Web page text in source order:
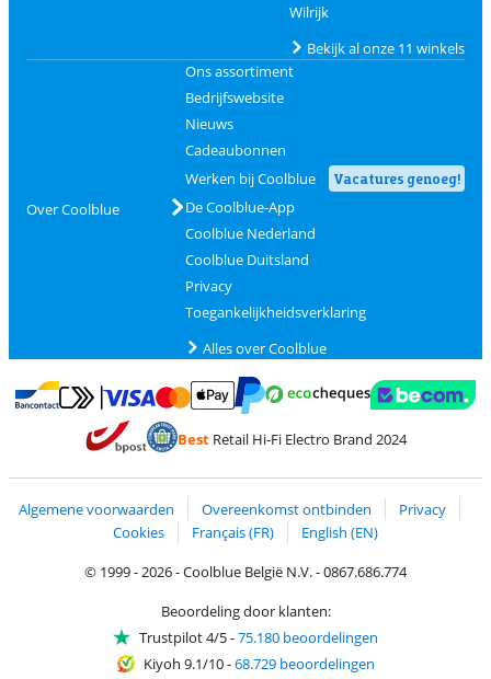
Wilrijk
Bekijk al onze 11 winkels
Over Coolblue
Ons assortiment
Bedrijfswebsite
Nieuws
Cadeaubonnen
Werken bij Coolblue
Vacatures genoeg!
De Coolblue-App
Coolblue Nederland
Coolblue Duitsland
Privacy
Toegankelijkheidsverklaring
Alles over Coolblue
Betalen met Bancontact
Betalen met MasterCard en Visa via ClickToPay
Betalen met PayPal
BestRetail Hi-Fi Electro Brand 2024
Algemene voorwaarden Overeenkomst ontbinden
Privacy
Cookies
Français (FR)
English (EN)
© 1999 - 2026 - Coolblue België N.V. - 0867.686.774
Beoordeling door klanten:
Trustpilot 4/5-75.180 beoordelingen
Kiyoh 9.1/10-68.729 beoordelingen